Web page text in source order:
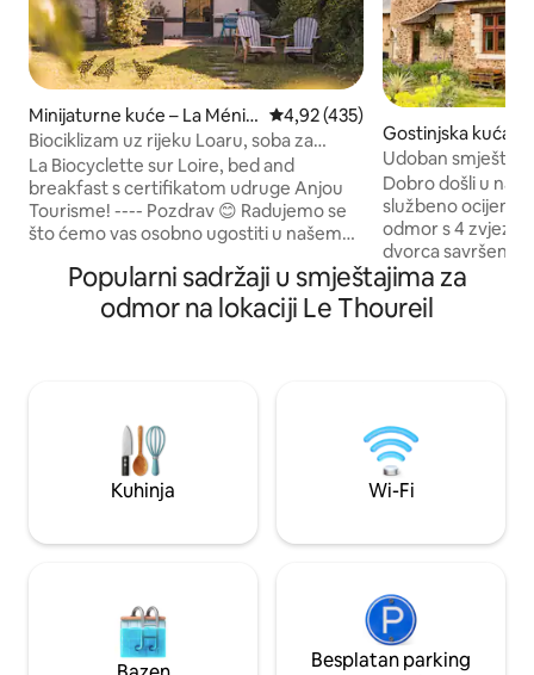
Minijaturne kuće – La Ménitr
é
Prosječna ocjena: 4,92/5,
4,92 (435)
Biociklizam uz rijeku Loaru, soba za
goste, besplatan aperitiv
La Biocyclette sur Loire, bed and
breakfast s certifikatom udruge Anjou
Tourisme! ---- Pozdrav 😊 Radujemo se
što ćemo vas osobno ugostiti u našem
poštovanje prema ljudima i prirodi naša
vodeća načela! ☀️Dostupni su ventilator i
klima-uređaj☀️ Smješten u samostalnoj
uzgojenih u vrtu! (7,50 € po osobi u
sklopu objekta.) ...a mi ćemo vas
počastiti aperitivom!
Gostinjska kuća –
Udoban smještaj
pogledom na
Dobro došli u
službeno
odmor s 4
dvorca savršeno
s modernom
Udobni sadržaji:
kuhinja sa svom
tradicionalnim
Lokacija:
Angersa,
regije Loire Valley.
Popularni sadržaji u smještajima za
odmor na lokaciji Le Thoureil
Kuhinja Wi-Fi
Besplatan parking